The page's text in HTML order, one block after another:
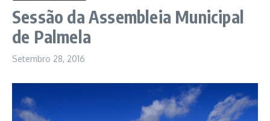
Sessão da Assembleia Municipal
de Palmela
Setembro 28, 2016